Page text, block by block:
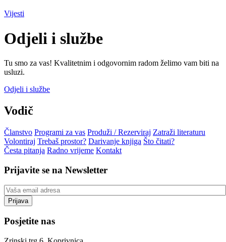
Vijesti
Odjeli i službe
Tu smo za vas! Kvalitetnim i odgovornim radom želimo vam biti na
usluzi.
Odjeli i službe
Vodič
Članstvo Programi za vas Produži / Rezerviraj Zatraži literaturu
Volontiraj Trebaš prostor? Darivanje knjiga Što čitati?
Česta pitanja Radno vrijeme Kontakt
Prijavite se na Newsletter
Posjetite nas